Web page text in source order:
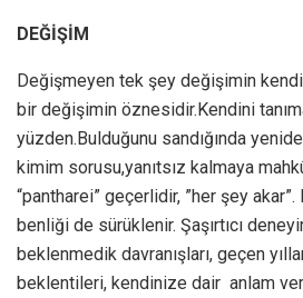
DEĞİŞİM
Değişmeyen tek şey değişimin
bir değişimin öznesidir.Kendini
yüzden.Bulduğunu sandığında
kimim sorusu,yanıtsız kalmaya
“pantharei” geçerlidir, ”her şey akar”.
benliği de sürüklenir. Şaşırtıcı
beklenmedik davranışları, geçen
beklentileri, kendinize dair anlam